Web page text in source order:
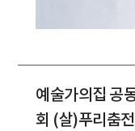
예술가의집 공
회 (살)푸리춤